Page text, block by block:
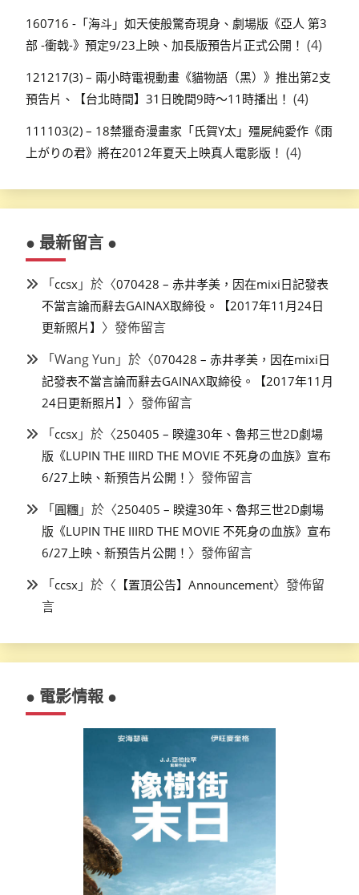
160716 -「海斗」如天使般驚奇現身、劇場版《亞人 第3
部 -衝戟-》預定9/23上映、加長版預告片正式公開！ (4)
121217(3) – 兩小時電視動畫《貓物語（黑）》推出第2支
預告片、【台北時間】31日晚間9時～11時播出！ (4)
111103(2) – 18禁獵奇漫畫家「氏賀Y太」殭屍純愛作《雨
上がりの君》將在2012年夏天上映真人電影版！ (4)
● 最新留言 ●
「ccsx 」於〈070428 – 赤井孝美，因在mixi日記發表
不當言論而辭去GAINAX取締役。【2017年11月24日
更新照片】 〉發佈留言
「Wang Yun 」於〈070428 – 赤井孝美，因在mixi日
記發表不當言論而辭去GAINAX取締役。【2017年11月
24日更新照片】 〉發佈留言
「ccsx 」於〈250405 – 睽違30年、魯邦三世2D劇場
版《LUPIN THE IIIRD THE MOVIE 不死身の血族》宣布
6/27上映、新預告片公開！ 〉發佈留言
「圓糰 」於〈250405 – 睽違30年、魯邦三世2D劇場
版《LUPIN THE IIIRD THE MOVIE 不死身の血族》宣布
6/27上映、新預告片公開！ 〉發佈留言
「ccsx 」於〈 【置頂公告】Announcement〉發佈留
言
● 電影情報 ●